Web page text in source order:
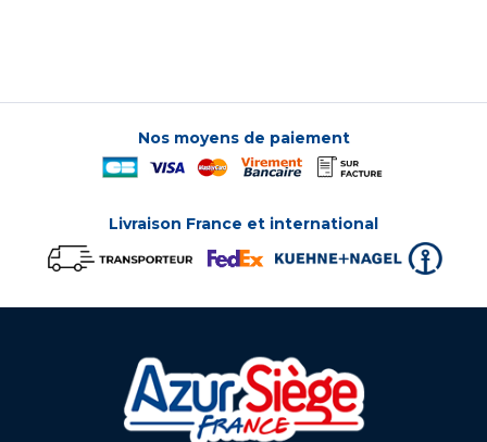
Nos moyens de paiement
Livraison France et international